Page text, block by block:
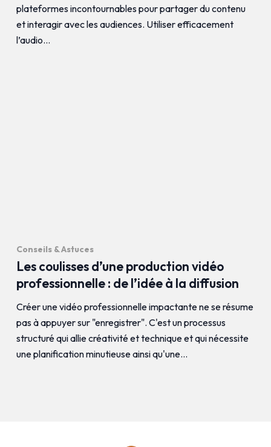
plateformes incontournables pour partager du contenu
et interagir avec les audiences. Utiliser efficacement
l’audio…
Conseils & Astuces
Les coulisses d’une production vidéo
professionnelle : de l’idée à la diffusion
Créer une vidéo professionnelle impactante ne se résume
pas à appuyer sur "enregistrer". C'est un processus
structuré qui allie créativité et technique et qui nécessite
une planification minutieuse ainsi qu'une…